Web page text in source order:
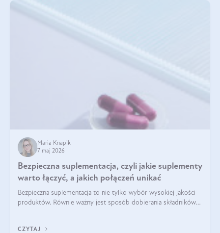
Maria Knapik
7 maj 2026
Bezpieczna suplementacja, czyli jakie suplementy
warto łączyć, a jakich połączeń unikać
Bezpieczna suplementacja to nie tylko wybór wysokiej jakości
produktów. Równie ważny jest sposób dobierania składników
CZYTAJ